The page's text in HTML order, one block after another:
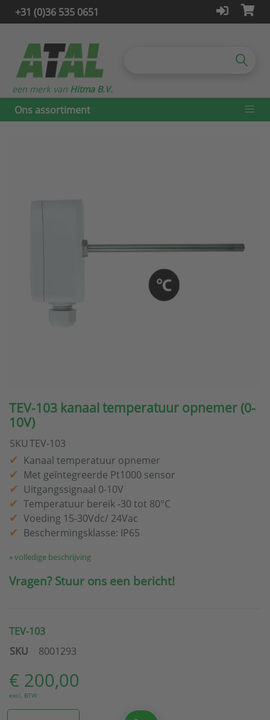
+31 (0)36 535 0651
Ons assortiment
een merk van Hitma B.V.
TEV-103 kanaal temperatuur opnemer (0-
10V)
SKUTEV-103
Kanaal temperatuur opnemer
Met geïntegreerde Pt1000 sensor
Uitgangssignaal 0-10V
Temperatuur bereik -30 tot 80°C
Voeding 15-30Vdc/ 24Vac
Beschermingsklasse: IP65
» volledige beschrijving
Vragen? Stuur ons een bericht!
TEV-103
SKU
8001293
€ 200,00
excl. BTW